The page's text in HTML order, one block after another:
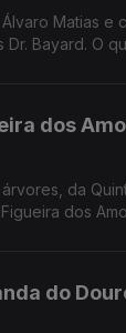
Matias e
Bayard. O
dos
da
dos
do